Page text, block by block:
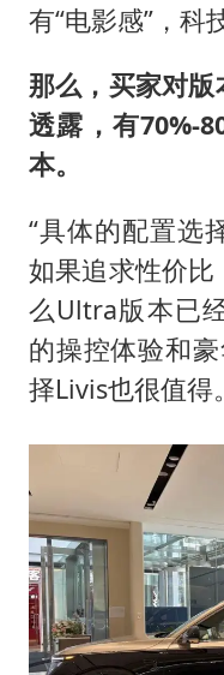
有“电影感”，科
那么，买家对
透露，有70%-
本。
“具体的配置选
如果追求性价
么Ultra版本已
的操控体验和
择Livis也很值得